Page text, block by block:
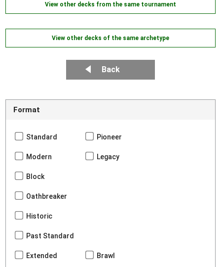
View other decks from the same tournament
View other decks of the same archetype
Back
Format
Standard Pioneer
Modern Legacy
Block
Oathbreaker
Historic
Past Standard
Extended Brawl